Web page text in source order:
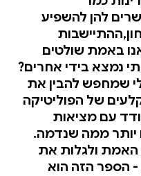
להן להשפיע
באמת שולטים
נמצא בידי אחרים?
שמחפש להבין את
של הפוליטיקה
עם מציאות
יותר ממה שנדמה.
ולגלות את
הספר הזה הוא